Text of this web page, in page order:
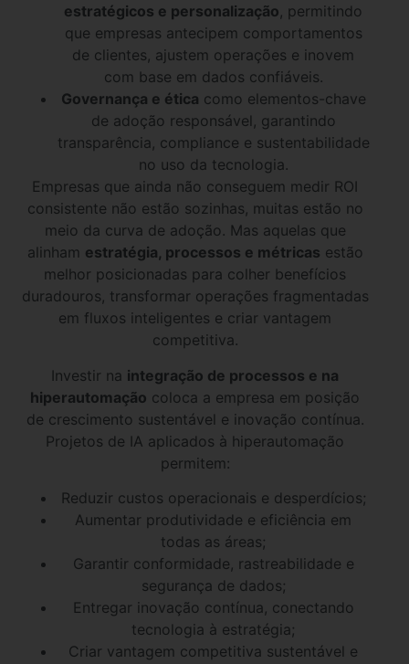
estratégicos e personalização, permitindo
que empresas antecipem comportamentos
de clientes, ajustem operações e inovem
com base em dados confiáveis.
Governança e ética como elementos-chave
de adoção responsável, garantindo
transparência, compliance e sustentabilidade
no uso da tecnologia.
Empresas que ainda não conseguem medir ROI
consistente não estão sozinhas, muitas estão no
meio da curva de adoção. Mas aquelas que
alinham estratégia, processos e métricas estão
melhor posicionadas para colher benefícios
duradouros, transformar operações fragmentadas
em fluxos inteligentes e criar vantagem
competitiva.
Investir na integração de processos e na
hiperautomação coloca a empresa em posição
de crescimento sustentável e inovação contínua.
Projetos de IA aplicados à hiperautomação
permitem:
Reduzir custos operacionais e desperdícios;
Aumentar produtividade e eficiência em
todas as áreas;
Garantir conformidade, rastreabilidade e
segurança de dados;
Entregar inovação contínua, conectando
tecnologia à estratégia;
Criar vantagem competitiva sustentável e